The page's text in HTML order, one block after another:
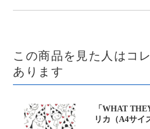
この商品を見た人はコ
あります
「WHAT
リカ（A4サイ